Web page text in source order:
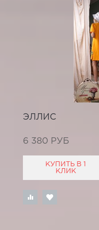
ЭЛЛИС
6 380 РУБ
КУПИТЬ В 1
КЛИК